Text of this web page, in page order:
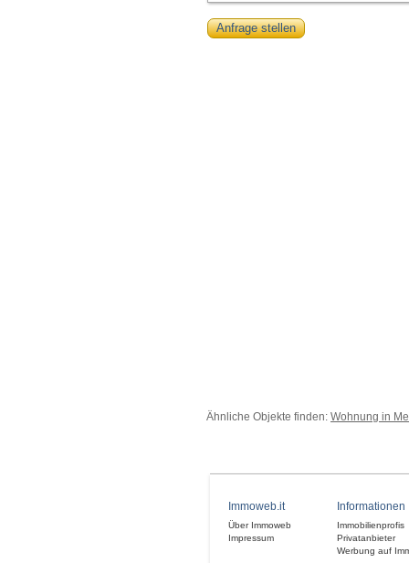
Anfrage stellen
Ähnliche Objekte finden: Wohnung in
Immoweb.it
Über Immoweb
Impressum
Informationen
Immobilienprofis
Privatanbieter
Werbung auf